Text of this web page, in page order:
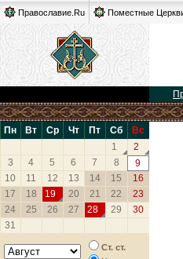
Православие.Ru Поместные
Пн Вт Ср Чт Пт Сб
Вс
1
2
3
4 5 6 7 8
9
10
11 12 13 14 15
16
17
18 19 20 21 22
23
24
25 26 27 28 29
30
31
Ст. ст.